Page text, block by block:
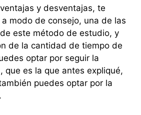
y desventajas, te
modo de consejo, una de las
este método de estudio, y
de la cantidad de tiempo de
optar por seguir la
que es la que antes expliqué,
puedes optar por la